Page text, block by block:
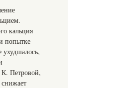
кальция
попытке
ухудшалось,
Петровой,